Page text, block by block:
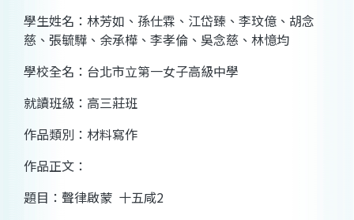
學生姓名：林芳如、孫仕霖、江岱臻、李玟億、胡念
慈、張毓驊、余承樺、李孝倫、吳念慈、林憶均
學校全名：台北市立第一女子高級中學
就讀班級：高三莊班
作品類別：材料寫作
作品正文：
題目：聲律啟蒙 十五咸2